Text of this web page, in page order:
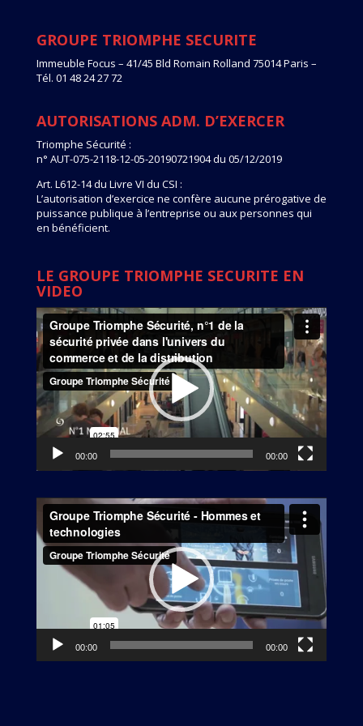
GROUPE TRIOMPHE SECURITE
Immeuble Focus – 41/45 Bld Romain Rolland 75014 Paris –
Tél. 01 48 24 27 72
AUTORISATIONS ADM. D’EXERCER
Triomphe Sécurité :
n° AUT-075-2118-12-05-20190721904 du 05/12/2019
Art. L612-14 du Livre VI du CSI :
L’autorisation d’exercice ne confère aucune prérogative de
puissance publique à l’entreprise ou aux personnes qui
en bénéficient.
LE GROUPE TRIOMPHE SECURITE EN
VIDEO
Lecteur
vidéo
00:00 00:00
Lecteur
vidéo
00:00 00:00